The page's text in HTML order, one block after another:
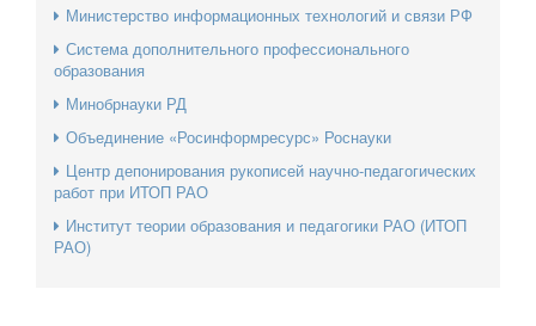
Министерство информационных технологий и связи РФ
Система дополнительного профессионального
образования
Минобрнауки РД
Объединение «Росинформресурс» Роснауки
Центр депонирования рукописей научно-педагогических
работ при ИТОП РАО
Институт теории образования и педагогики РАО (ИТОП
РАО)